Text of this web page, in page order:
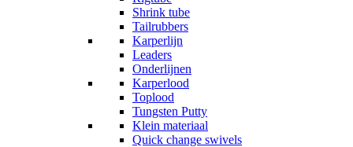
Shrink tube
Tailrubbers
Karperlijn
Leaders
Onderlijnen
Karperlood
Toplood
Tungsten Putty
Klein materiaal
Quick change swivels